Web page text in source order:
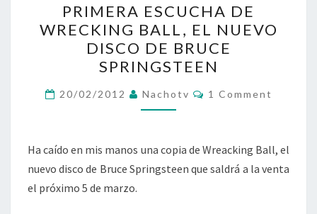
ESCUCHA
DE
WRECKING
BALL,
EL
NUEVO
DE
BRUCE
PRIMERA ESCUCHA DE
WRECKING BALL, EL NUEVO
DISCO DE BRUCE
SPRINGSTEEN
20/02/2012 Nachotv Comments
1 Comment
Ha caído en mis manos una copia de Wreacking Ball, el
nuevo disco de Bruce Springsteen que saldrá a la venta
el próximo 5 de marzo.